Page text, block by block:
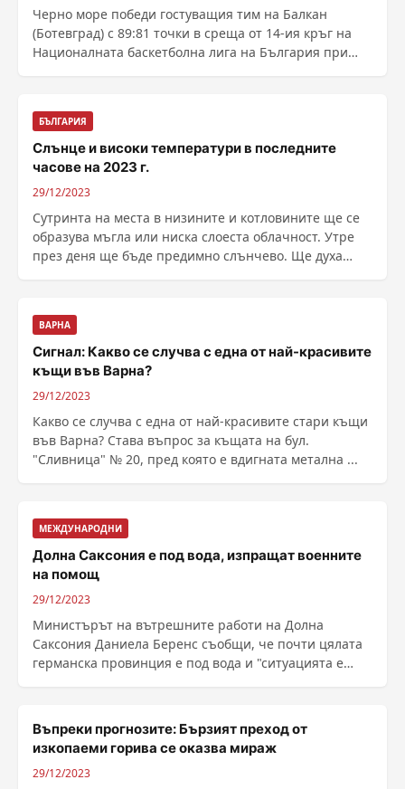
Черно море победи гостуващия тим на Балкан
(Ботевград) с 89:81 точки в среща от 14-ия кръг на
Националната баскетболна лига на България при
БЪЛГАРИЯ
Слънце и високи температури в последните
часове на 2023 г.
29/12/2023
Сутринта на места в низините и котловините ще се
образува мъгла или ниска слоеста облачност. Утре
през деня ще бъде предимно слънчево. Ще духа
ВАРНА
Сигнал: Какво се случва с една от най-красивите
къщи във Варна?
29/12/2023
Какво се случва с една от най-красивите стари къщи
във Варна? Става въпрос за къщата на бул.
"Сливница" № 20, пред която е вдигната метална ...
МЕЖДУНАРОДНИ
Долна Саксония е под вода, изпращат военните
на помощ
29/12/2023
Министърът на вътрешните работи на Долна
Саксония Даниела Беренс съобщи, че почти цялата
германска провинция е под вода и "ситуацията е
Въпреки прогнозите: Бързият преход от
изкопаеми горива се оказва мираж
29/12/2023